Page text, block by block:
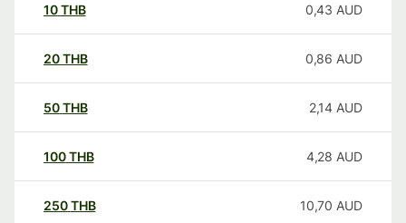
10THB 0,43 AUD
20THB 0,86 AUD
50THB 2,14 AUD
100THB 4,28 AUD
250THB 10,70 AUD